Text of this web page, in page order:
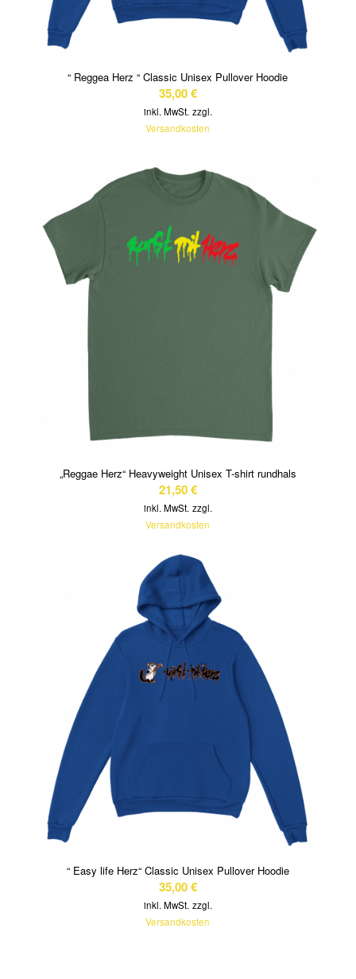
“ Reggea Herz “ Classic Unisex Pullover Hoodie
35,00€
inkl. MwSt. zzgl.
Versandkosten
„Reggae Herz“ Heavyweight Unisex T-shirt rundhals
21,50€
inkl. MwSt. zzgl.
Versandkosten
“ Easy life Herz“ Classic Unisex Pullover Hoodie
35,00€
inkl. MwSt. zzgl.
Versandkosten